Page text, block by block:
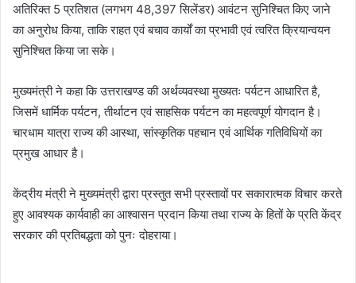
अतिरिक्त 5 प्रतिशत (लगभग 48,397 सिलेंडर) आवंटन सुनिश्चित किए जाने
का अनुरोध किया, ताकि राहत एवं बचाव कार्यों का प्रभावी एवं त्वरित क्रियान्वयन
सुनिश्चित किया जा सके।
मुख्यमंत्री ने कहा कि उत्तराखण्ड की अर्थव्यवस्था मुख्यतः पर्यटन आधारित है,
जिसमें धार्मिक पर्यटन, तीर्थाटन एवं साहसिक पर्यटन का महत्वपूर्ण योगदान है।
चारधाम यात्रा राज्य की आस्था, सांस्कृतिक पहचान एवं आर्थिक गतिविधियों का
प्रमुख आधार है।
केंद्रीय मंत्री ने मुख्यमंत्री द्वारा प्रस्तुत सभी प्रस्तावों पर सकारात्मक विचार करते
हुए आवश्यक कार्यवाही का आश्वासन प्रदान किया तथा राज्य के हितों के प्रति केंद्र
सरकार की प्रतिबद्धता को पुनः दोहराया।